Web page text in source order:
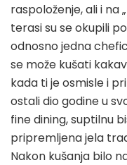
raspoloženje, ali i na
terasi su se okupili
odnosno jedna
se može kušati
kada ti je osmisle i
ostali dio godine u
fine dining, suptilnu
pripremljena jela
Nakon kušanja bilo